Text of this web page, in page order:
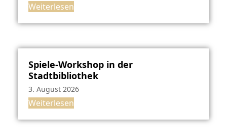
Weiterlesen
Spiele-Workshop in der
Stadtbibliothek
3. August 2026
Weiterlesen